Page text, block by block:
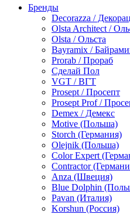
по металлу
под
для
под
Герметик
акриловые
силиконовые
силиконовые
шовные для
для кровли
для каминов
Декоративные
краски для
мокрый шелк
песок
Бренды
Decorazza /
Olsta Architect /
Olsta / Ольста
Bayramix /
Prorab / Прораб
Сделай Пол
VGT / ВГТ
Prosept / Просепт
Prosept Prof /
Demex / Демекс
Motive (Польша)
Storch (Германия)
Olejnik (Польша)
Color Expert
Contractor
Anza (Швеция)
Blue Dolphin
Pavan (Италия)
Korshun (Россия)